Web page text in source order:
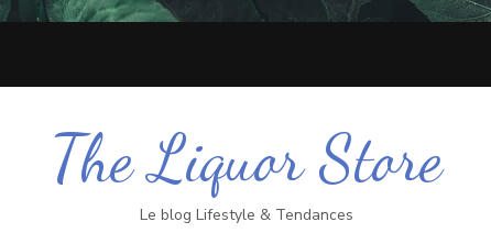
The Liquor Store
Le blog Lifestyle & Tendances